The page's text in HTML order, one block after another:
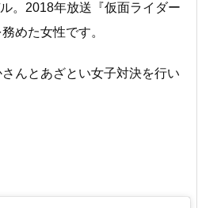
。2018年放送『仮面ライダー
めた女性です。
んとあざとい女子対決を行い